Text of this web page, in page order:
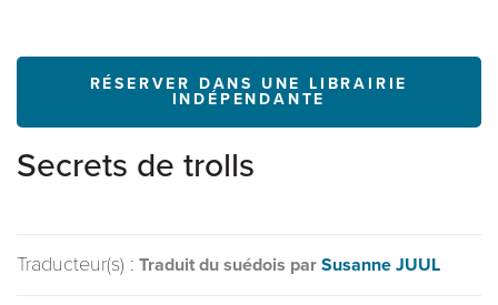
RÉSERVER DANS UNE LIBRAIRIE
INDÉPENDANTE
Secrets de trolls
Traducteur(s) : Traduit du suédois par Susanne JUUL